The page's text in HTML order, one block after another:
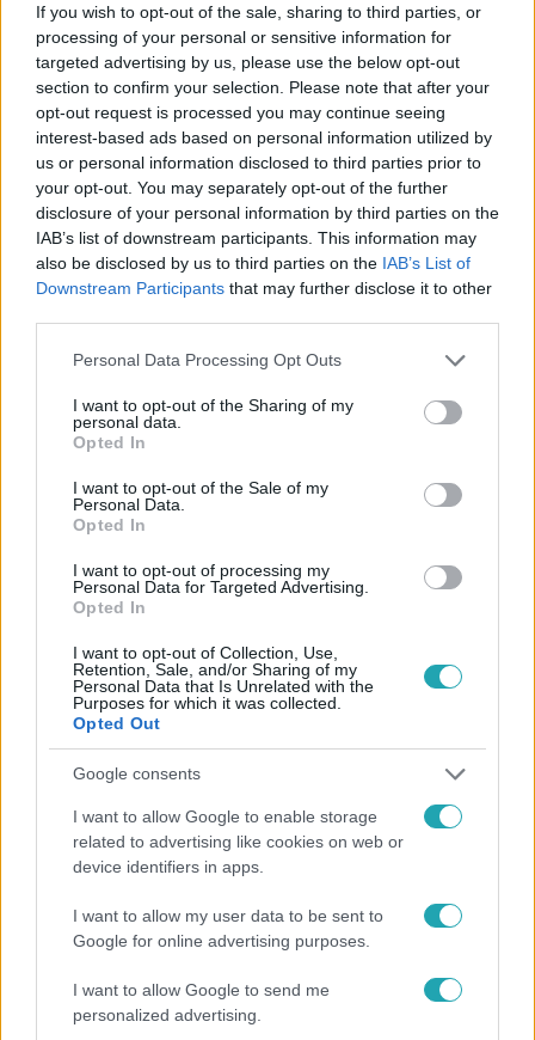
If you wish to opt-out of the sale, sharing to third parties, or
processing of your personal or sensitive information for
targeted advertising by us, please use the below opt-out
section to confirm your selection. Please note that after your
opt-out request is processed you may continue seeing
interest-based ads based on personal information utilized by
us or personal information disclosed to third parties prior to
your opt-out. You may separately opt-out of the further
disclosure of your personal information by third parties on the
IAB’s list of downstream participants. This information may
also be disclosed by us to third parties on the IAB’s List of
Downstream Participants that may further disclose it to other
Please note that this website/app uses one or more Google
not limited to your visit or usage behaviour. You may click to
grant or deny consent to Google and its third-party tags to
use your data for below specified purposes in below Google
consent section.
Personal Data Processing Opt Outs
I want to opt-out of the Sharing of my
personal data.
Opted In
I want to opt-out of the Sale of my
Personal Data.
Opted In
I want to opt-out of processing my
Personal Data for Targeted Advertising.
Opted In
I want to opt-out of Collection, Use,
Retention, Sale, and/or Sharing of my
Personal Data that Is Unrelated with the
Purposes for which it was collected.
Opted Out
Google consents
I want to allow Google to enable storage
related to advertising like cookies on web or
device identifiers in apps.
I want to allow my user data to be sent to
Google for online advertising purposes.
I want to allow Google to send me
personalized advertising.
legyen a Google-találatokban!
Kövess minket, és értesülj a friss hírekről a
Facebookon is!
Követem
HÉGETŐ HONORKA #HÉGETŐ HONORKA-DÍJ
FÓKUSZ
Népszerű